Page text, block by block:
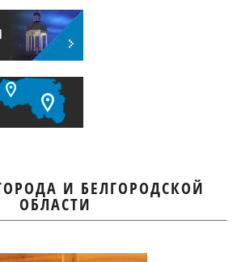
И БЕЛГОРОДСКОЙ
ОБЛАСТИ